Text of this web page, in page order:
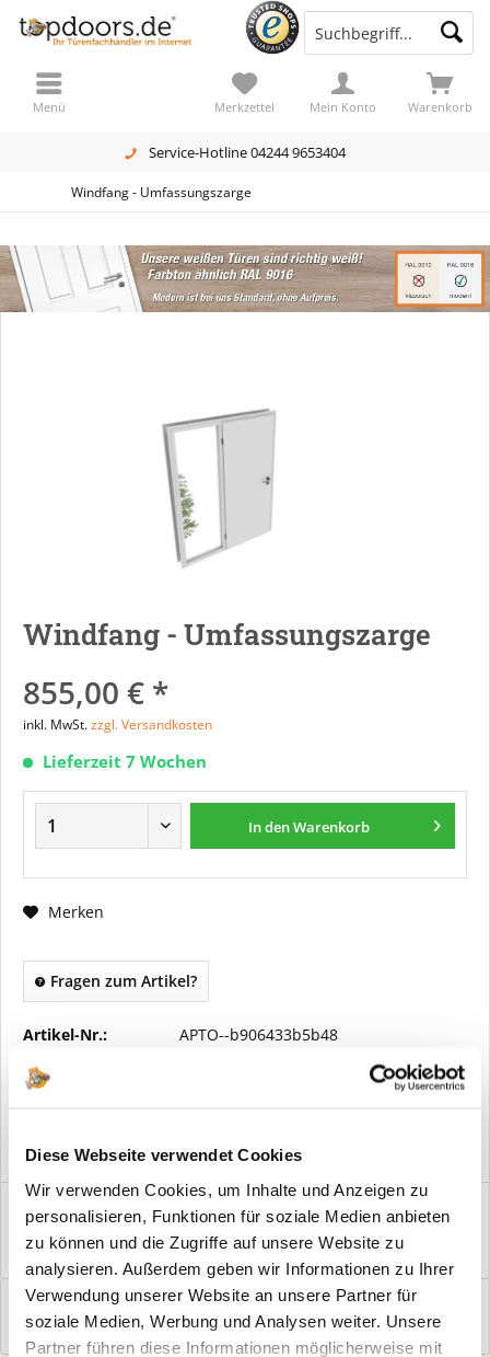
Diese Webseite verwendet Cookies
Wir verwenden Cookies, um Inhalte und Anzeigen zu
personalisieren, Funktionen für soziale Medien anbieten
zu können und die Zugriffe auf unsere Website zu
analysieren. Außerdem geben wir Informationen zu Ihrer
Verwendung unserer Website an unsere Partner für
soziale Medien, Werbung und Analysen weiter. Unsere
Partner führen diese Informationen möglicherweise mit
Service-Hotline 04244 9653404
Warenkorb
Merkzettel Mein Konto
Menü
Windfang - Umfassungszarge
Windfang - Umfassungszarge
855,00 € *
inkl. MwSt.zzgl. Versandkosten
Lieferzeit 7 Wochen
In denWarenkorb
Merken
Fragen zum Artikel?
Artikel-Nr.: APTO--b906433b5b48
Vorteile
Windfangelemente online am Bildschirm konfigurieren und
einbaufertig bestellen. In wenigen...
Bewertungen
0
Bewertungen lesen, schreiben und diskutieren...mehr